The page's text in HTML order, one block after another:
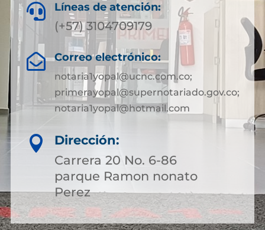
 Líneas de atención:
(+57) 3104709179
 Correo electrónico:
notaria1yopal@ucnc.com.co;
primerayopal@supernotariado.gov.co;
notaria1yopal@hotmail.com

Dirección:
Carrera 20 No. 6-86
parque Ramon nonato
Perez